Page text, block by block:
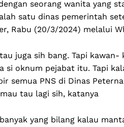
seorang wanita yang
satu dinas pemerintah
Rabu (20/3/2024) melalui
juga sih bang. Tapi kawan-
si oknum pejabat itu. Tapi
semua PNS di Dinas
tau lagi sih, katanya
yang bilang kalau